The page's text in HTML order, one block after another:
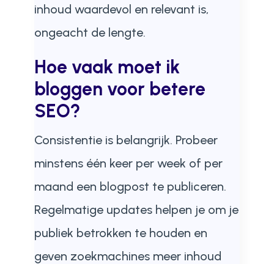
inhoud waardevol en relevant is,
ongeacht de lengte.
Hoe vaak moet ik
bloggen voor betere
SEO?
Consistentie is belangrijk. Probeer
minstens één keer per week of per
maand een blogpost te publiceren.
Regelmatige updates helpen je om je
publiek betrokken te houden en
geven zoekmachines meer inhoud